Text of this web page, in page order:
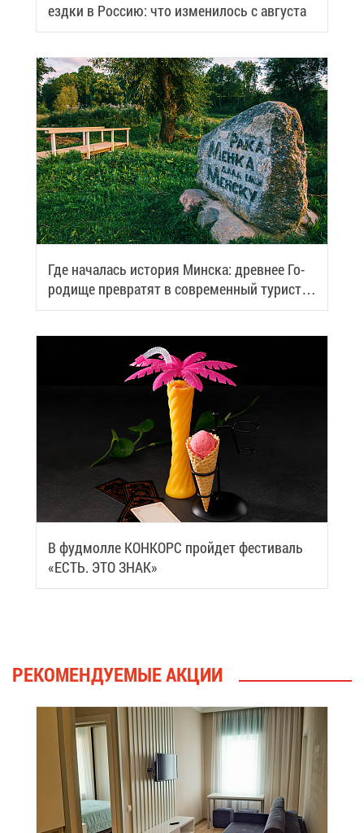
езд­ки в Рос­сию: что из­ме­ни­лось с ав­гу­ста
Где на­ча­лась ис­то­рия Мин­ска: древ­нее Го­
ро­ди­ще пре­вра­тят в со­вре­мен­ный ту­ри­сти­
че­ский центр
В фуд­мол­ле КОН­КОРС прой­дет фе­сти­валь
«ЕСТЬ. ЭТО ЗНАК»
РЕ­КО­МЕН­ДУ­Е­МЫЕ АК­ЦИИ